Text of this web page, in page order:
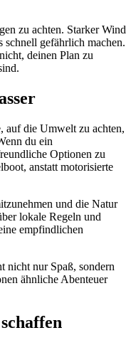
zu achten. Starker Wind
schnell gefährlich machen.
deinen Plan zu
auf die Umwelt zu achten,
du ein
Optionen zu
anstatt motorisierte
und die Natur
lokale Regeln und
empfindlichen
nicht nur Spaß, sondern
ähnliche Abenteuer